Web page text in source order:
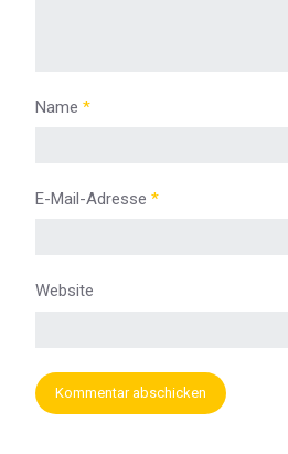
Name *
E-Mail-Adresse *
Website